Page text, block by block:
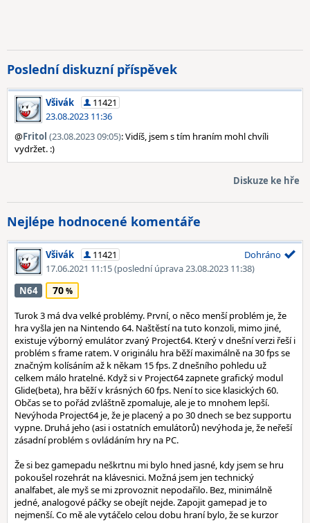
Poslední diskuzní příspěvek
Všivák
11421
23.08.2023 11:36
@Fritol (23.08.2023 09:05): Vidíš, jsem s tím hraním mohl chvíli
vydržet. :)
Diskuze ke hře
Nejlépe hodnocené komentáře
Všivák
11421
17.06.2021 11:15(poslední úprava 23.08.2023 11:38)
Dohráno
N64 70
Turok 3 má dva velké problémy. První, o něco menší problém je, že
hra vyšla jen na Nintendo 64. Naštěstí na tuto konzoli, mimo jiné,
existuje výborný emulátor zvaný Project64. Který v dnešní verzi řeší i
problém s frame ratem. V originálu hra běží maximálně na 30 fps se
značným kolísáním až k někam 15 fps. Z dnešního pohledu už
celkem málo hratelné. Když si v Project64 zapnete grafický modul
Glide(beta), hra běží v krásných 60 fps. Není to sice klasických 60.
Občas se to pořád zvláštně zpomaluje, ale je to mnohem lepší.
Nevýhoda Project64 je, že je placený a po 30 dnech se bez supportu
vypne. Druhá jeho (asi i ostatních emulátorů) nevýhoda je, že neřeší
zásadní problém s ovládáním hry na PC.
Že si bez gamepadu neškrtnu mi bylo hned jasné, kdy jsem se hru
pokoušel rozehrát na klávesnici. Možná jsem jen technický
analfabet, ale myš se mi zprovoznit nepodařilo. Bez, minimálně
jedné, analogové páčky se obejít nejde. Zapojit gamepad je to
nejmenší. Co mě ale vytáčelo celou dobu hraní bylo, že se kurzor